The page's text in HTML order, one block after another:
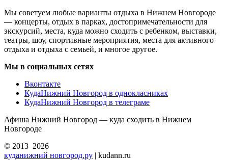
Мы советуем любые варианты отдыха в Нижнем Новгороде
— концерты, отдых в парках, достопримечательности для
экскурсий, места, куда можно сходить с ребенком, выставки,
театры, шоу, спортивные мероприятия, места для активного
отдыха и отдыха с семьей, и многое другое.
Мы в социальных сетях
Вконтакте
КудаНижний Новгород в однокласниках
КудаНижний Новгород в телеграме
Афиша Нижний Новгород — куда сходить в Нижнем
Новгороде
© 2013–2026
куданижний новгород.ру | kudann.ru